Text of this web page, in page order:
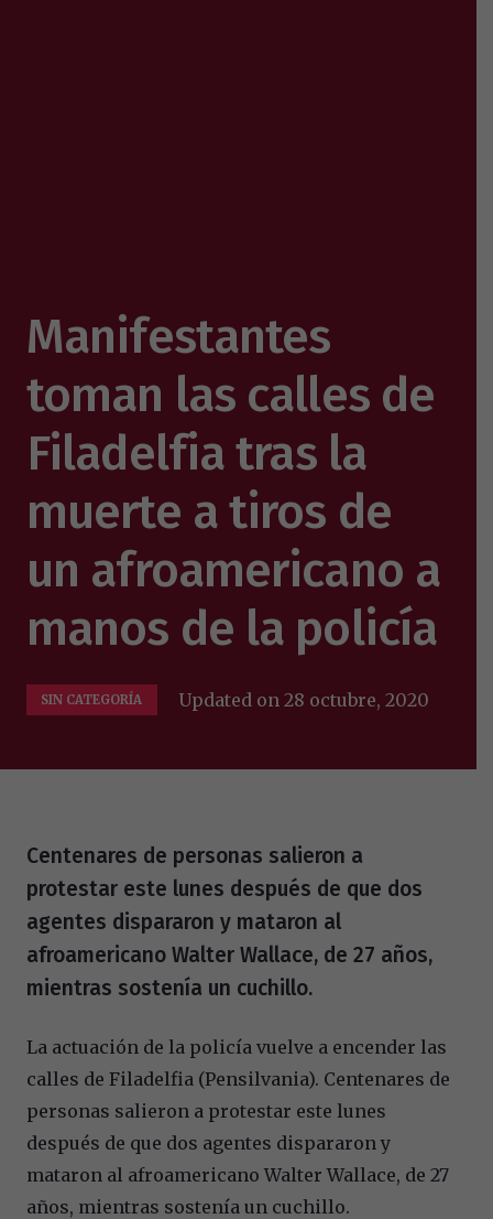
Manifestantes
toman las calles de
Filadelfia tras la
muerte a tiros de
un afroamericano a
manos de la policía
SIN CATEGORÍA Updated on28 octubre, 2020
Centenares de personas salieron a
protestar este lunes después de que dos
agentes dispararon y mataron al
afroamericano Walter Wallace, de 27 años,
mientras sostenía un cuchillo.
La actuación de la policía vuelve a encender las
calles de Filadelfia (Pensilvania). Centenares de
personas salieron a protestar este lunes
después de que dos agentes dispararon y
mataron al afroamericano Walter Wallace, de 27
años, mientras sostenía un cuchillo.